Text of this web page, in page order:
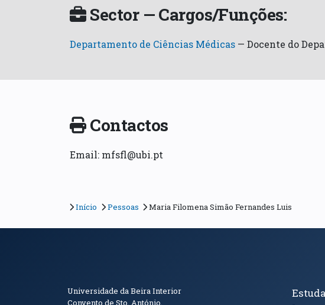
Sector — Cargos/Funções:
Departamento de Ciências Médicas — Docente do
Contactos
Email: mfsfl@ubi.pt
Início Pessoas Maria Filomena Simão Fernandes Luis
Informações de Contacto
Universidade da Beira Interior
Convento de Sto. António.